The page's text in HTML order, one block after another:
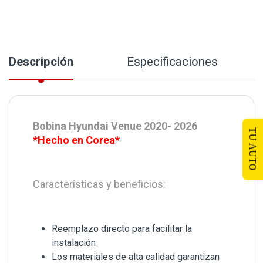
Descripción Especificaciones
Bobina Hyundai Venue 2020- 2026
*Hecho en Corea*
Características y beneficios:
Reemplazo directo para facilitar la
instalación
Los materiales de alta calidad garantizan
TU AUTO